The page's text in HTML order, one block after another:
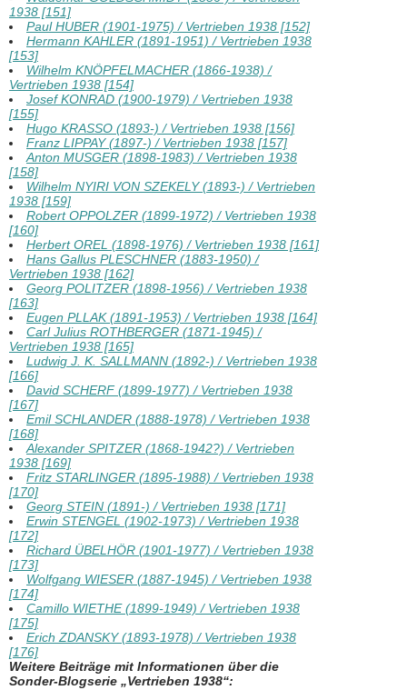
1938 [151]
Paul HUBER (1901-1975) / Vertrieben 1938 [152]
Hermann KAHLER (1891-1951) / Vertrieben 1938
[153]
Wilhelm KNÖPFELMACHER (1866-1938) /
Vertrieben 1938 [154]
Josef KONRAD (1900-1979) / Vertrieben 1938
[155]
Hugo KRASSO (1893-) / Vertrieben 1938 [156]
Franz LIPPAY (1897-) / Vertrieben 1938 [157]
Anton MUSGER (1898-1983) / Vertrieben 1938
[158]
Wilhelm NYIRI VON SZEKELY (1893-) / Vertrieben
1938 [159]
Robert OPPOLZER (1899-1972) / Vertrieben 1938
[160]
Herbert OREL (1898-1976) / Vertrieben 1938 [161]
Hans Gallus PLESCHNER (1883-1950) /
Vertrieben 1938 [162]
Georg POLITZER (1898-1956) / Vertrieben 1938
[163]
Eugen PLLAK (1891-1953) / Vertrieben 1938 [164]
Carl Julius ROTHBERGER (1871-1945) /
Vertrieben 1938 [165]
Ludwig J. K. SALLMANN (1892-) / Vertrieben 1938
[166]
David SCHERF (1899-1977) / Vertrieben 1938
[167]
Emil SCHLANDER (1888-1978) / Vertrieben 1938
[168]
Alexander SPITZER (1868-1942?) / Vertrieben
1938 [169]
Fritz STARLINGER (1895-1988) / Vertrieben 1938
[170]
Georg STEIN (1891-) / Vertrieben 1938 [171]
Erwin STENGEL (1902-1973) / Vertrieben 1938
[172]
Richard ÜBELHÖR (1901-1977) / Vertrieben 1938
[173]
Wolfgang WIESER (1887-1945) / Vertrieben 1938
[174]
Camillo WIETHE (1899-1949) / Vertrieben 1938
[175]
Erich ZDANSKY (1893-1978) / Vertrieben 1938
[176]
Weitere Beiträge mit Informationen über die
Sonder-Blogserie „Vertrieben 1938“: